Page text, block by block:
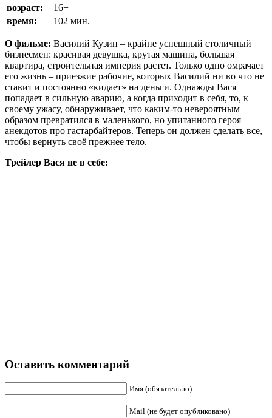
возраст:
16+
время:
102 мин.
О фильме: Василий Кузин – крайне успешный столичный
бизнесмен: красивая девушка, крутая машина, большая
квартира, строительная империя растет. Только одно омрачает
его жизнь – приезжие рабочие, которых Василий ни во что не
ставит и постоянно «кидает» на деньги. Однажды Вася
попадает в сильную аварию, а когда приходит в себя, то, к
своему ужасу, обнаруживает, что каким-то невероятным
образом превратился в маленького, но упитанного героя
анекдотов про гастарбайтеров. Теперь он должен сделать все,
чтобы вернуть своё прежнее тело.
Трейлер Вася не в себе:
Оставить комментарий
Имя (обязательно)
Mail (не будет опубликовано)